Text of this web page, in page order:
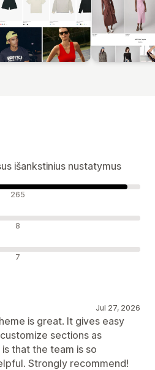
išankstinius nustatymus
265
8
7
Jul 27, 2026
is great. It gives easy
sections as
that the team is so
Strongly recommend!